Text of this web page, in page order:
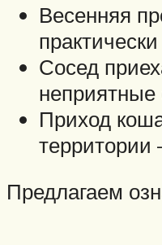
Весенняя
Сосед
Приход
территории
Предлагаем